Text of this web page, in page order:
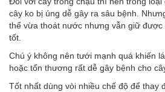
cây ko bị úng dễ gây ra sâu bệnh.
thể vừa thoát nước nhưng vẫn giữ được
tốt.
Chú ý không nên tưới mạnh quá khiến
hoặc tổn thương rất dễ gây bệnh cho
Tốt nhất dùng vòi nhiều chế độ để thay